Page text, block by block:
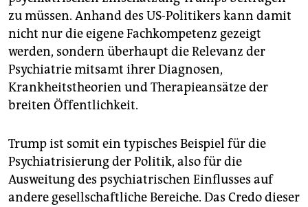
zu müssen. Anhand des US-Politikers kann damit
nicht nur die eigene Fachkompetenz gezeigt
werden, sondern überhaupt die Relevanz der
Psychiatrie mitsamt ihrer Diagnosen,
Krankheitstheorien und Therapieansätze der
breiten Öffentlichkeit.
Trump ist somit ein typisches Beispiel für die
Psychiatrisierung der Politik, also für die
Ausweitung des psychiatrischen Einflusses auf
andere gesellschaftliche Bereiche. Das Credo dieser